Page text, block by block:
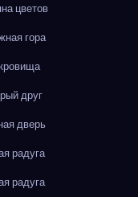
цветов
гора
друг
дверь
радуга
радуга